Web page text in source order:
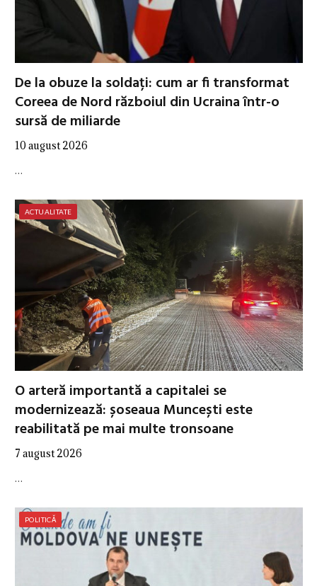
De la obuze la soldați: cum ar fi transformat
Coreea de Nord războiul din Ucraina într-o
sursă de miliarde
10 august 2026
…
ACTUALITATE
O arteră importantă a capitalei se
modernizează: șoseaua Muncești este
reabilitată pe mai multe tronsoane
7 august 2026
…
POLITICĂ